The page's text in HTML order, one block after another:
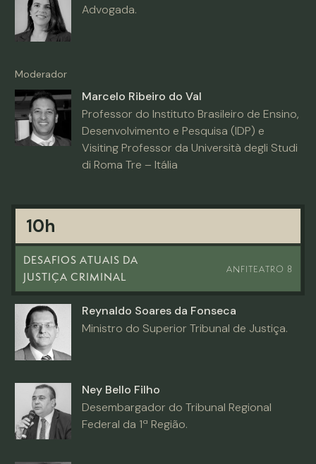
Advogada.
Moderador
Marcelo Ribeiro do Val
Professor do Instituto Brasileiro de Ensino,
Desenvolvimento e Pesquisa (IDP) e
Visiting Professor da Università degli Studi
di Roma Tre – Itália
10h
DESAFIOS ATUAIS DA
JUSTIÇA CRIMINAL
ANFITEATRO 8
Reynaldo Soares da Fonseca
Ministro do Superior Tribunal de Justiça.
Ney Bello Filho
Desembargador do Tribunal Regional
Federal da 1ª Região.